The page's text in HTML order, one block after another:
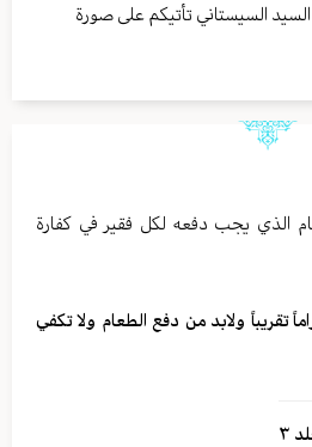
السيستاني تأتيكم على صورة
الذي يجب دفعه لكل فقير في كفارة
يعادل ٧٥٠ غراماً تقريباً ولابد من دفع الطعام ولا تكفي
٣